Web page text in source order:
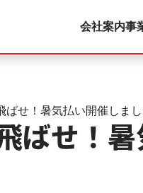
会社案内事
ばせ！暑気払い開催しま
ばせ！